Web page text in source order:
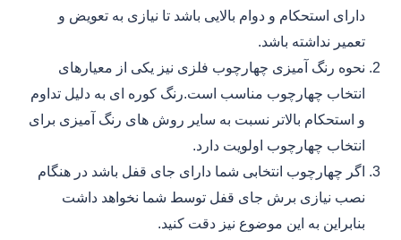
دارای استحکام و دوام بالایی باشد تا نیازی به تعویض و
تعمیر نداشته باشد.
نحوه رنگ آمیزی چهارچوب فلزی نیز یکی از معیارهای
انتخاب چهارچوب مناسب است.رنگ کوره ای به دلیل تداوم
و استحکام بالاتر نسبت به سایر روش های رنگ آمیزی برای
انتخاب چهارچوب اولویت دارد.
اگر چهارچوب انتخابی شما دارای جای قفل باشد در هنگام
نصب نیازی برش جای قفل توسط شما نخواهد داشت
بنابراین به این موضوع نیز دقت کنید.